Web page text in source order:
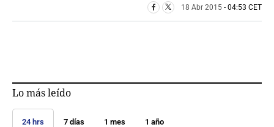
18 Abr 2015 - 04:53 CET
Lo más leído
24 hrs 7 días 1 mes 1 año